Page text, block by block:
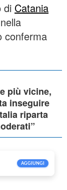
di Catania
conferma
più vicine,
inseguire
riparta
AGGIUNGI